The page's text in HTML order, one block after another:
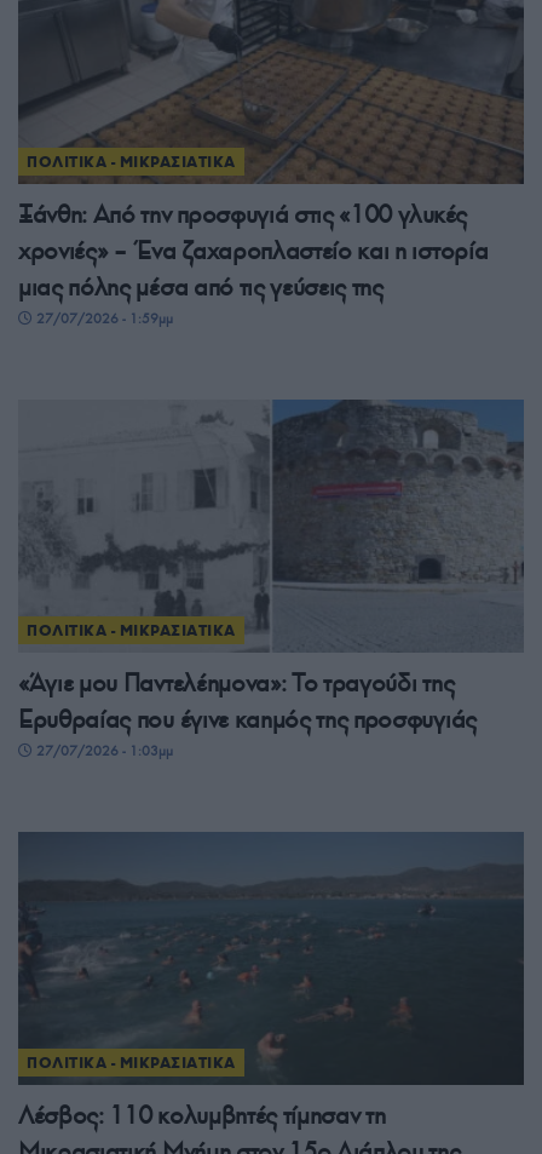
ΠΟΛΙΤΙΚΑ - ΜΙΚΡΑΣΙΑΤΙΚΑ
Ξάνθη: Από την προσφυγιά στις «100 γλυκές
χρονιές» – Ένα ζαχαροπλαστείο και η ιστορία
μιας πόλης μέσα από τις γεύσεις της
27/07/2026 - 1:59μμ
ΠΟΛΙΤΙΚΑ - ΜΙΚΡΑΣΙΑΤΙΚΑ
«Άγιε μου Παντελέημονα»: Το τραγούδι της
Ερυθραίας που έγινε καημός της προσφυγιάς
27/07/2026 - 1:03μμ
ΠΟΛΙΤΙΚΑ - ΜΙΚΡΑΣΙΑΤΙΚΑ
Λέσβος: 110 κολυμβητές τίμησαν τη